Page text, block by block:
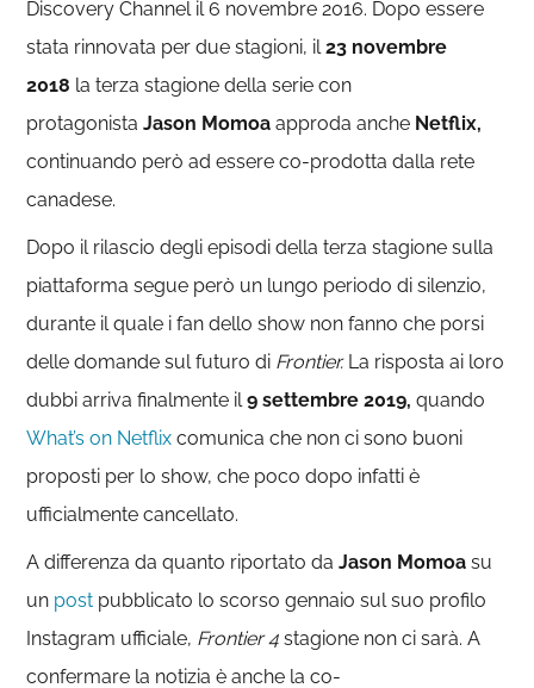
Discovery Channel il 6 novembre 2016. Dopo essere
stata rinnovata per due stagioni, il 23 novembre
2018 la terza stagione della serie con
protagonistaJason Momoa approda anche Netflix,
continuando però ad essere co-prodotta dalla rete
canadese.
Dopo il rilascio degli episodi della terza stagione sulla
piattaforma segue però un lungo periodo di silenzio,
durante il quale i fan dello show non fanno che porsi
delle domande sul futuro di Frontier. La risposta ai loro
dubbi arriva finalmente il9 settembre 2019,quando
What’s on Netflix comunica che non ci sono buoni
proposti per lo show, che poco dopo infatti è
ufficialmente cancellato.
A differenza da quanto riportato daJason Momoa su
un post pubblicato lo scorso gennaio sul suo profilo
Instagram ufficiale, Frontier 4stagione non ci sarà. A
confermare la notizia è anche la co-